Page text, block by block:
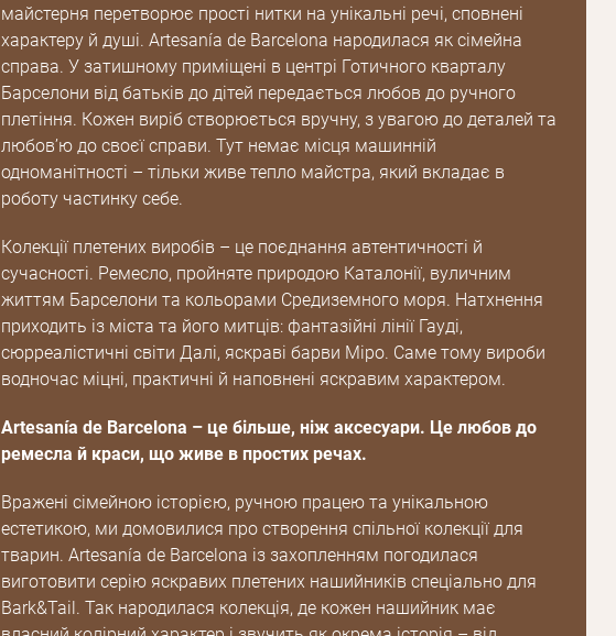
майстерня перетворює прості нитки на унікальні речі, сповнені
характеру й душі. Artesanía de Barcelona народилася як сімейна
справа. У затишному приміщені в центрі Готичного кварталу
Барселони від батьків до дітей передається любов до ручного
плетіння. Кожен виріб створюється вручну, з увагою до деталей та
любов’ю до своєї справи. Тут немає місця машинній
одноманітності – тільки живе тепло майстра, який вкладає в
роботу частинку себе.
Колекції плетених виробів – це поєднання автентичності й
сучасності. Ремесло, пройняте природою Каталонії, вуличним
життям Барселони та кольорами Средиземного моря. Натхнення
приходить із міста та його митців: фантазійні лінії Гауді,
сюрреалістичні світи Далі, яскраві барви Міро. Саме тому вироби
водночас міцні, практичні й наповнені яскравим характером.
Artesanía de Barcelona – це більше, ніж аксесуари. Це любов до
ремесла й краси, що живе в простих речах.
Вражені сімейною історією, ручною працею та унікальною
естетикою, ми домовилися про створення спільної колекції для
тварин. Artesanía de Barcelona із захопленням погодилася
виготовити серію яскравих плетених нашийників спеціально для
Bark&Tail. Так народилася колекція, де кожен нашийник має